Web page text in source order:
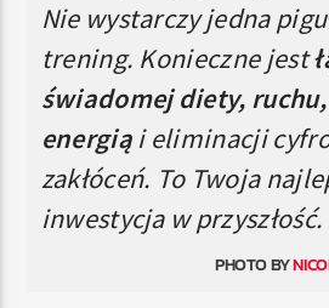
Nie wystarczy jedna
trening. Konieczne jest
świadomej diety,
energiąi eliminacji
zakłóceń. To Twoja
inwestycja w przyszłość.
PHOTO BY